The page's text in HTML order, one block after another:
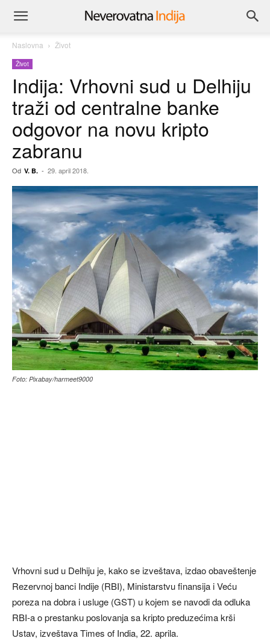
Naslovna Život
Život
Indija: Vrhovni sud u Delhiju
traži od centralne banke
odgovor na novu kripto
zabranu
Od V. B. - 29. april 2018.
Foto: Pixabay/harmeet9000
Vrhovni sud u Delhiju je, kako se izveštava, izdao obaveštenje
Rezervnoj banci Indije (RBI), Ministarstvu finansija i Veću
poreza na dobra i usluge (GST) u kojem se navodi da odluka
RBI-a o prestanku poslovanja sa kripto preduzećima krši
Ustav, izveštava Times of India, 22. aprila.